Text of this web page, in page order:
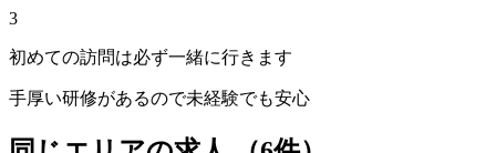
3
初めての訪問は必ず一緒に行きます
手厚い研修があるので未経験でも安心